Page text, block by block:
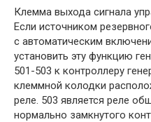
Клемма выхода сигнала
Если источником
с автоматическим
установить эту функцию
501-503 к контроллеру
клеммной колодки
реле. 503 является реле
нормально замкнутого